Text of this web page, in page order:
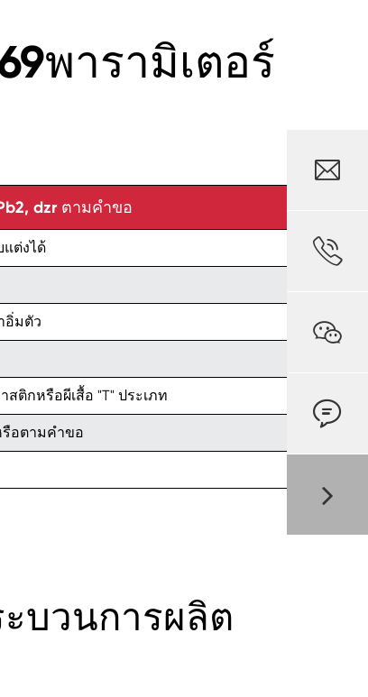
พารามิเตอร์
dzr ตามคำขอ
แต่งได้
อิ่มตัว
ติกหรือผีเสื้อ "T" ประเภท
หรือตามคำขอ
ะบวนการผลิต



